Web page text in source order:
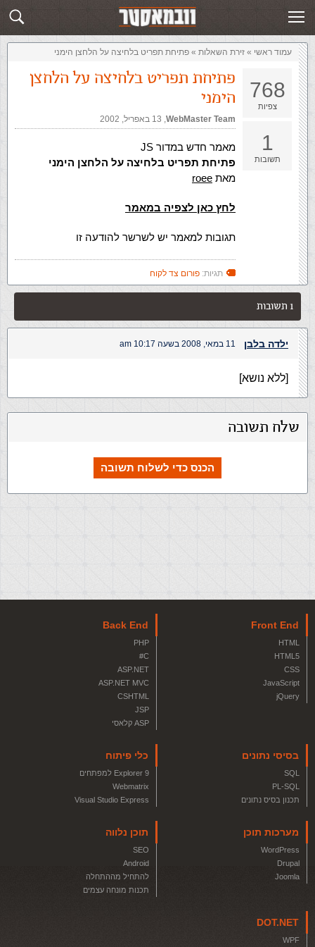
שלח תשובה זירת השאלות
עמוד ראשי » ‏זירת השאלות‏ » פתיחת תפריט בלחיצה על הלחצן הימני
768
צפיות
1
תשובות
פתיחת תפריט בלחיצה על הלחצן
הימני
WebMaster Team
,‏ 13 באפריל, 2002
מאמר חדש במדור JS
פתיחת תפריט בלחיצה על הלחצן הימני
מאת roee
לחץ כאן לצפיה במאמר
תגובות למאמר יש לשרשר להודעה זו
תגיות: פורום צד לקוח
1 תשובות
ילדה בלבן 11 במאי, 2008 בשעה 10:17 am
[ללא נושא]
שלח תשובה
הכנס כדי לשלוח תשובה
Front End
HTML
HTML5
CSS
JavaScript
jQuery
Back End
PHP
C#
ASP.NET
ASP.NET MVC
CSHTML
JSP
ASP קלאסי
בסיסי נתונים
SQL
PL-SQL
תכנון בסיס נתונים
כלי פיתוח
Explorer 9 למפתחים
Webmatrix
Visual Studio Express
מערכות תוכן
WordPress
Drupal
Joomla
תוכן נלווה
SEO
Android
להתחיל מההתחלה
תכנות מונחה עצמים
DOT.NET
WPF